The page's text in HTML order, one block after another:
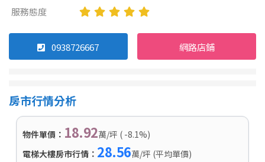
服務態度
0938726667 網路店鋪
房市行情分析
物件單價： 18.92萬/坪 ( -8.1%)
電梯大樓房市行情： 28.56萬/坪 (平均單價)